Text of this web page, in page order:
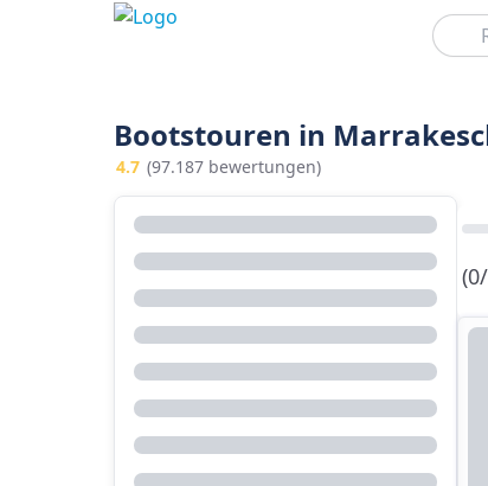
Suchen
Bootstouren in
4.7 (97.187 bewertungen)